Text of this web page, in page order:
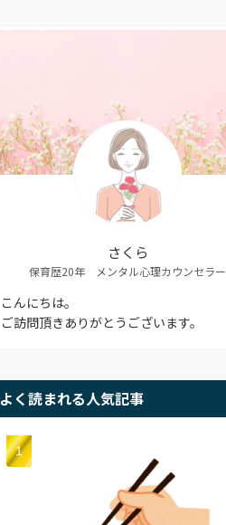
さくら
保育歴20年 メンタル心理カウンセラー
こんにちは。
ご訪問頂きありがとうございます。
よく読まれる人気記事